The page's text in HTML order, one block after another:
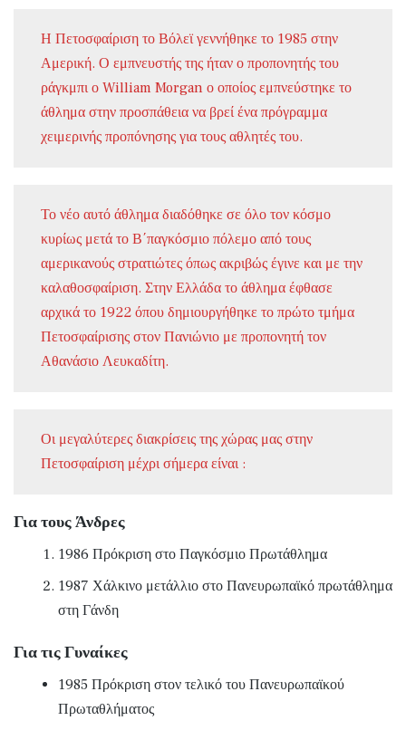
Η Πετοσφαίριση το Βόλεϊ γεννήθηκε το 1985 στην
Αμερική. Ο εμπνευστής της ήταν ο προπονητής του
ράγκμπι ο William Morgan ο οποίος εμπνεύστηκε το
άθλημα στην προσπάθεια να βρεί ένα πρόγραμμα
χειμερινής προπόνησης για τους αθλητές του.
Το νέο αυτό άθλημα διαδόθηκε σε όλο τον κόσμο
κυρίως μετά το Β΄παγκόσμιο πόλεμο από τους
αμερικανούς στρατιώτες όπως ακριβώς έγινε και με την
καλαθοσφαίριση. Στην Ελλάδα το άθλημα έφθασε
αρχικά το 1922 όπου δημιουργήθηκε το πρώτο τμήμα
Πετοσφαίρισης στον Πανιώνιο με προπονητή τον
Αθανάσιο Λευκαδίτη.
Οι μεγαλύτερες διακρίσεις της χώρας μας στην
Πετοσφαίριση μέχρι σήμερα είναι :
Για τους Άνδρες
1986 Πρόκριση στο Παγκόσμιο Πρωτάθλημα
1987 Χάλκινο μετάλλιο στο Πανευρωπαϊκό πρωτάθλημα
στη Γάνδη
Για τις Γυναίκες
1985 Πρόκριση στον τελικό του Πανευρωπαϊκού
Πρωταθλήματος